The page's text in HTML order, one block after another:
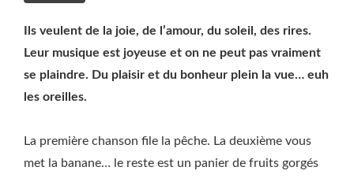
Ils veulent de la joie, de l’amour, du soleil, des rires.
Leur musique est joyeuse et on ne peut pas vraiment
se plaindre. Du plaisir et du bonheur plein la vue… euh
les oreilles.
La première chanson file la pêche. La deuxième vous
met la banane… le reste est un panier de fruits gorgés